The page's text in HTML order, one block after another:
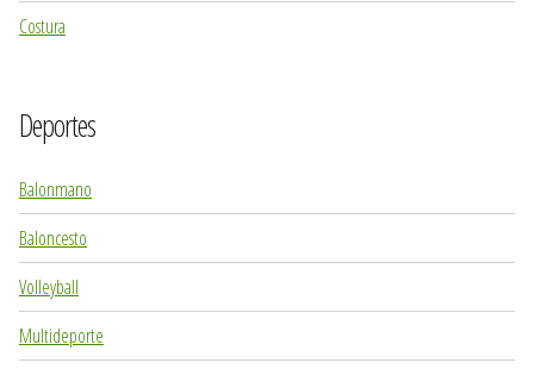
Costura
Deportes
Balonmano
Baloncesto
Volleyball
Multideporte